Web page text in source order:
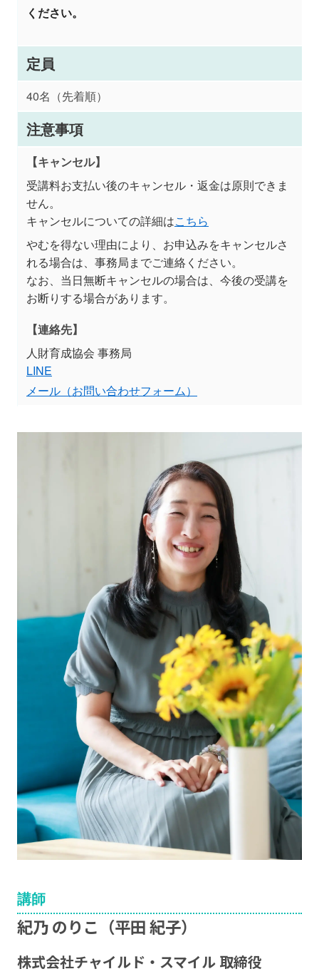
ください。
定員
40名（先着順）
注意事項
【キャンセル】
受講料お支払い後のキャンセル・返金は原則できま
せん。
キャンセルについての詳細はこちら
やむを得ない理由により、お申込みをキャンセルさ
れる場合は、事務局までご連絡ください。
なお、当日無断キャンセルの場合は、今後の受講を
お断りする場合があります。
【連絡先】
人財育成協会 事務局
LINE
メール（お問い合わせフォーム）
講師
紀乃 のりこ（平田 紀子）
株式会社チャイルド・スマイル 取締役